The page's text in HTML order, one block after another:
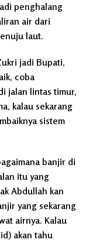
penghalang
air dari
laut.
jadi Bupati,
coba
jalan lintas timur,
kalau sekarang
sistem
banjir di
itu yang
Abdullah kan
yang sekarang
airnya. Kalau
akan tahu